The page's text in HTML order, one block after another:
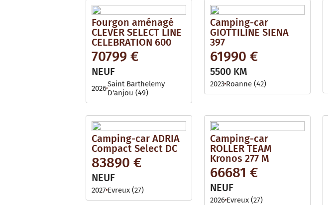
Fourgon aménagé
CLEVER SELECT LINE
CELEBRATION 600
70799 €
NEUF
2026Saint Barthelemy
D'anjou (49)
Camping-car
GIOTTILINE SIENA
397
61990 €
5500 KM
2023 Roanne (42)
Camping-car ADRIA
Compact Select DC
83890 €
NEUF
2027 Evreux (27)
Camping-car
ROLLER TEAM
Kronos 277 M
66681 €
NEUF
2026 Evreux (27)